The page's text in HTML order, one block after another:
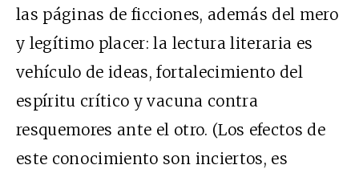
las páginas de ficciones, además del mero
y legítimo placer: la lectura literaria es
vehículo de ideas, fortalecimiento del
espíritu crítico y vacuna contra
resquemores ante el otro. (Los efectos de
este conocimiento son inciertos, es